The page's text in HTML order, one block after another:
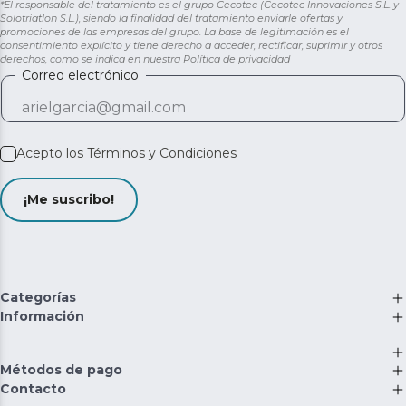
Silent Wash: disfruta de un lavado ultra silencioso gracias
a un programa especial que reduce el ruido, ideal para
usar durante la noche sin molestias.
lavavajillas y lo protege ante bacterias y malos olores,
Función Extra Rapid: ahorra tiempo en cada lavado,
reduciendo la duración del ciclo sin renunciar a una
limpieza eficaz y un secado perfecto. Ideal para quienes
buscan resultados impecables en menos tiempo.
*El responsable del tratamiento es el grupo Cecotec (Cecotec Innovaciones S.L. y
Solotriatlon S.L.), siendo la finalidad del tratamiento enviarle ofertas y
promociones de las empresas del grupo. La base de legitimación es el
consentimiento explícito y tiene derecho a acceder, rectificar, suprimir y otros
derechos, como se indica en nuestra Política de privacidad
Correo electrónico
Acepto los Términos y Condiciones
¡Me suscribo!
Categorías
Información
Métodos de pago
Contacto